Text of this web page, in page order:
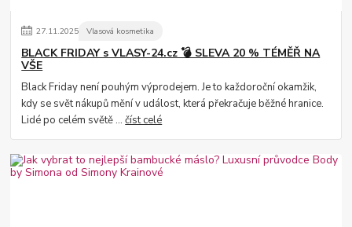
27.11.2025 Vlasová kosmetika
BLACK FRIDAY s VLASY-24.cz 💣 SLEVA 20 % TÉMĚŘ NA
VŠE
Black Friday není pouhým výprodejem. Je to každoroční okamžik,
kdy se svět nákupů mění v událost, která překračuje běžné hranice.
Lidé po celém světě ...číst celé